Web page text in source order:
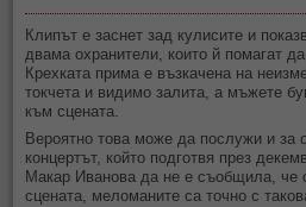
Клипът е заснет зад кулисите и
двама охранители, които й помагат
Крехката прима е възкачена на
токчета и видимо залита, а мъжете
към сцената.
Вероятно това може да послужи и за
концертът, който подготвя през
Макар Иванова да не е съобщила, че
сцената, меломаните са точно с